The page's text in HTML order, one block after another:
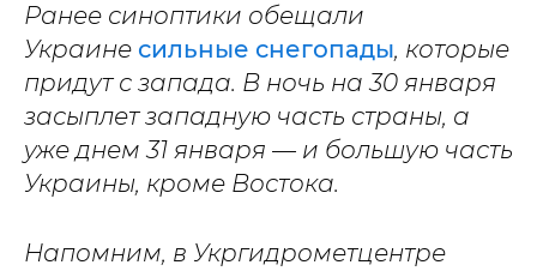
Ранее синоптики обещали
Украине сильные снегопады, которые
придут с запада. В ночь на 30 января
засыплет западную часть страны, а
уже днем 31 января — и большую часть
Украины, кроме Востока.
Напомним, в Укргидрометцентре